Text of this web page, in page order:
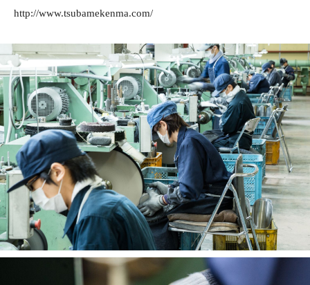
http://www.tsubamekenma.com/